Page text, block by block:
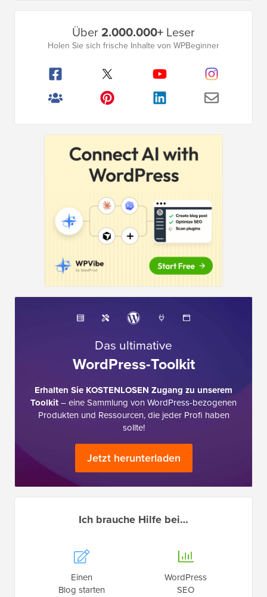
Seitenleistenmenü
Über2.000.000+ Leser
Holen Sie sich frische Inhalte von WPBeginner
Das ultimative
WordPress-Toolkit
Erhalten Sie KOSTENLOSEN Zugang zu unserem
Toolkit– eine Sammlung von WordPress-bezogenen
Produkten und Ressourcen, die jeder Profi haben
sollte!
Jetzt herunterladen
Ich brauche Hilfe bei…
Einen
Blog starten
WordPress
SEO